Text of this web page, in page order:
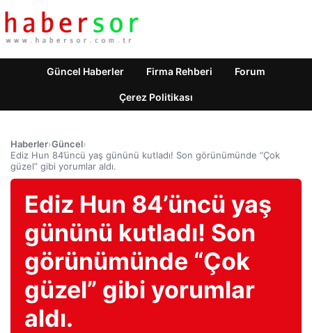
Güncel Haberler Firma Rehberi Forum
Çerez Politikası
Haberler›Güncel›
Ediz Hun 84’üncü yaş gününü kutladı! Son görünümünde “Çok
güzel” gibi yorumlar aldı.
Ediz Hun 84’üncü yaş
gününü kutladı! Son
görünümünde “Çok
güzel” gibi yorumlar
aldı.